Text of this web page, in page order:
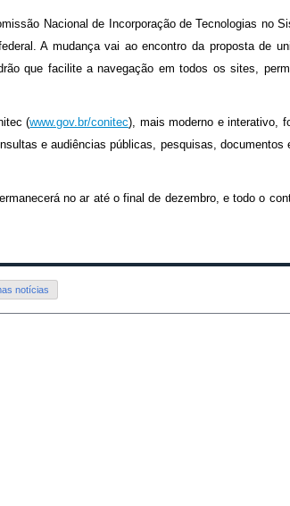
Nacional de Incorporação de Tecnologias no
A mudança vai ao encontro da proposta de
que facilite a navegação em todos os sites,
(www.gov.br/conitec), mais moderno e interativo,
e audiências públicas, pesquisas,
no ar até o final de dezembro, e todo o
notícias